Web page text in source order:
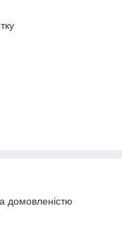
домовленістю